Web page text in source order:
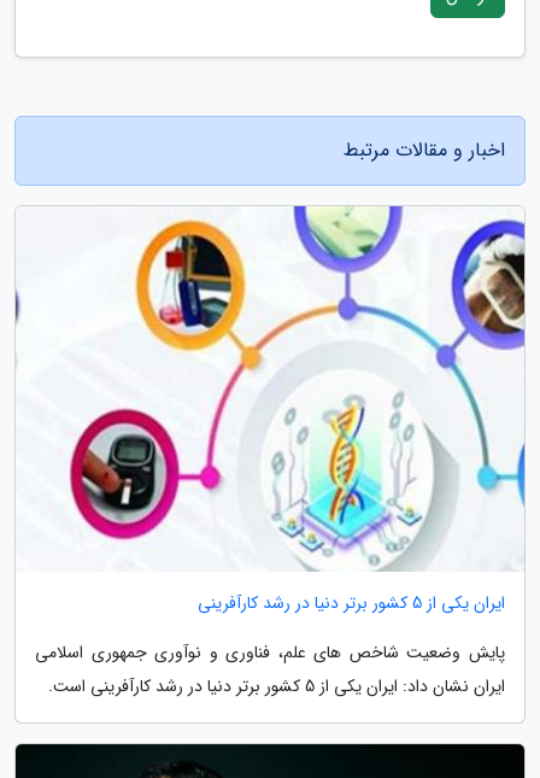
اخبار و مقالات مرتبط
ایران یکی از 5 کشور برتر دنیا در رشد کارآفرینی
پایش وضعیت شاخص های علم، فناوری و نوآوری جمهوری اسلامی
ایران نشان داد: ایران یکی از 5 کشور برتر دنیا در رشد کارآفرینی است.